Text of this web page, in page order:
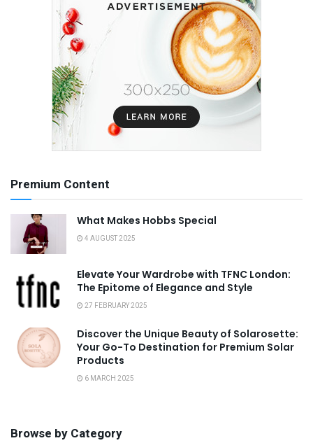
Premium Content
What Makes Hobbs Special
4 AUGUST 2025
Elevate Your Wardrobe with TFNC London:
The Epitome of Elegance and Style
27 FEBRUARY 2025
Discover the Unique Beauty of Solarosette:
Your Go-To Destination for Premium Solar
Products
6 MARCH 2025
Browse by Category